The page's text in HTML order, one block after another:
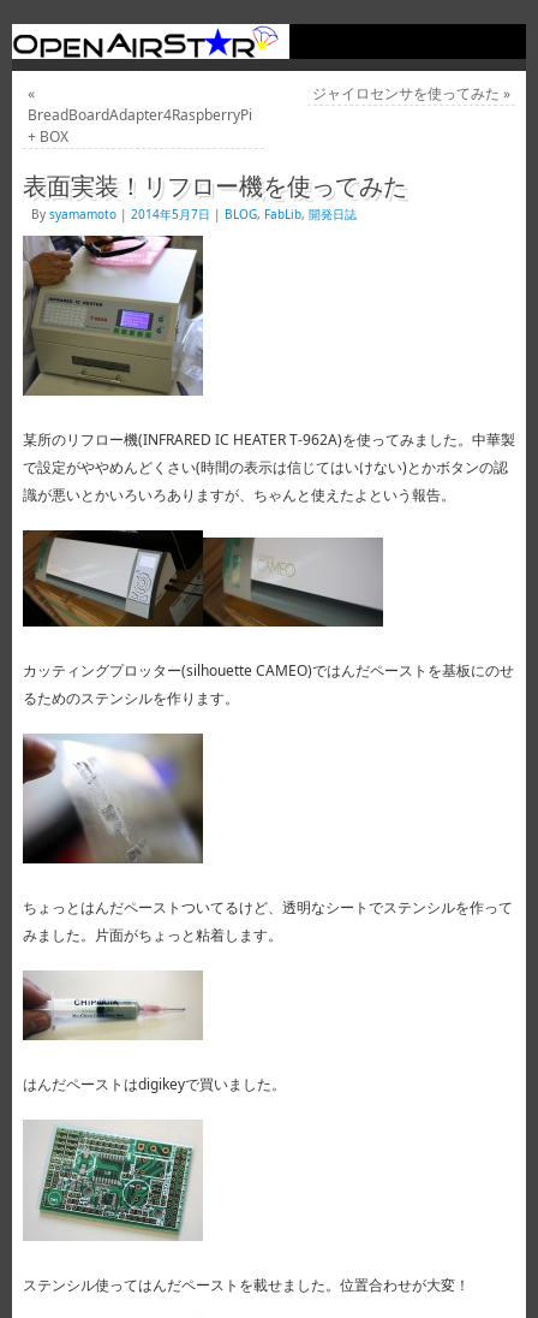
«
BreadBoardAdapter4RaspberryPi
+ BOX
ジャイロセンサを使ってみた»
表面実装！リフロー機を使ってみた
By syamamoto | 2014年5月7日 | BLOG, FabLib, 開発日誌
某所のリフロー機(INFRARED IC HEATER T-962A)を使ってみました。中華製
で設定がややめんどくさい(時間の表示は信じてはいけない)とかボタンの認
識が悪いとかいろいろありますが、ちゃんと使えたよという報告。
カッティングプロッター(silhouette CAMEO)ではんだペーストを基板にのせ
るためのステンシルを作ります。
ちょっとはんだペーストついてるけど、透明なシートでステンシルを作って
みました。片面がちょっと粘着します。
はんだペーストはdigikeyで買いました。
ステンシル使ってはんだペーストを載せました。位置合わせが大変！